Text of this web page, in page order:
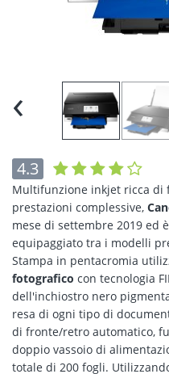
‹
4.3
Multifunzione inkjet ricca di
prestazioni complessive,
mese di settembre 2019 ed
equipaggiato tra i modelli
Stampa in pentacromia
fotografico con tecnologia
dell'inchiostro nero
resa di ogni tipo di
di fronte/retro automatico,
doppio vassoio di
totale di 200 fogli.